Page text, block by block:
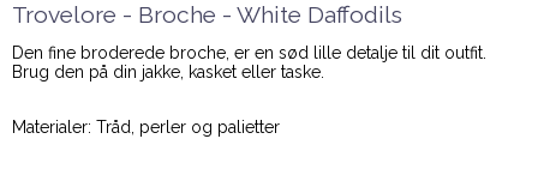
Trovelore - Broche - White Daffodils
Den fine broderede broche, er en sød lille detalje til dit outfit.
Brug den på din jakke, kasket eller taske.
Materialer: Tråd, perler og palietter